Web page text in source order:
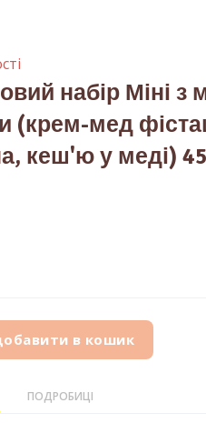
набір Міні з
(крем-мед
кеш'ю у меді)
в кошик
ПОДРОБИЦІ